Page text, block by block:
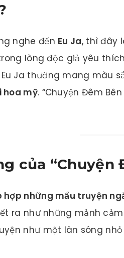
nghe đến Eu Ja, thì đây
lòng độc giả yêu
Ja thường mang màu
hoa mỹ. “Chuyện Đêm
của “Chuyện
hợp những mẩu truyện
ra như những mảnh
như một làn sóng